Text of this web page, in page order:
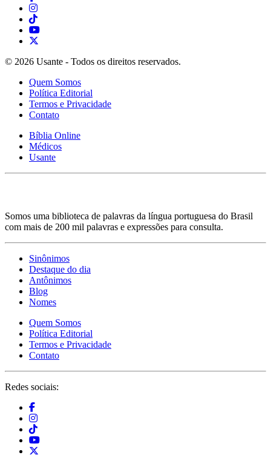
© 2026 Usante - Todos os direitos reservados.
Quem Somos
Política Editorial
Termos e Privacidade
Contato
Bíblia Online
Médicos
Usante
Somos uma biblioteca de palavras da língua portuguesa do Brasil
com mais de 200 mil palavras e expressões para consulta.
Sinônimos
Destaque do dia
Antônimos
Blog
Nomes
Quem Somos
Política Editorial
Termos e Privacidade
Contato
Redes sociais: